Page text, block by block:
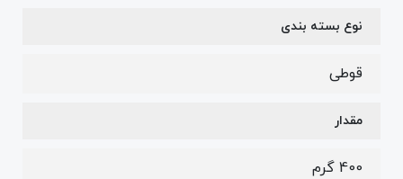
نوع بسته بندی
قوطی
مقدار
400 گرم